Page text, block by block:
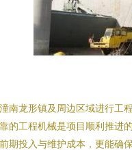
南龙形镇及周边区域进行工
的工程机械是项目顺利推进
期投入与维护成本，更能确